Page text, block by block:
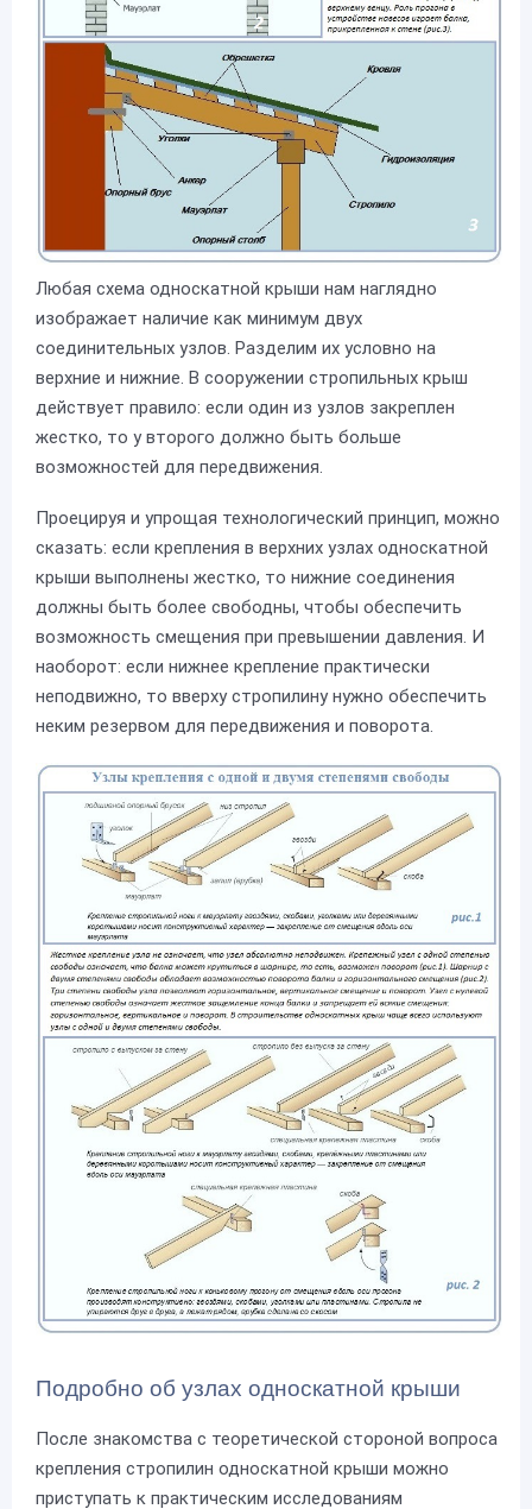
Любая схема односкатной крыши нам наглядно
изображает наличие как минимум двух
соединительных узлов. Разделим их условно на
верхние и нижние. В сооружении стропильных крыш
действует правило: если один из узлов закреплен
жестко, то у второго должно быть больше
возможностей для передвижения.
Проецируя и упрощая технологический принцип, можно
сказать: если крепления в верхних узлах односкатной
крыши выполнены жестко, то нижние соединения
должны быть более свободны, чтобы обеспечить
возможность смещения при превышении давления. И
наоборот: если нижнее крепление практически
неподвижно, то вверху стропилину нужно обеспечить
неким резервом для передвижения и поворота.
Подробно об узлах односкатной крыши
После знакомства с теоретической стороной вопроса
крепления стропилин односкатной крыши можно
приступать к практическим исследованиям